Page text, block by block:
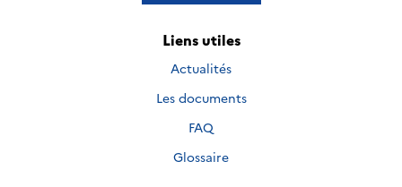
Liens utiles
Actualités
Les documents
FAQ
Glossaire